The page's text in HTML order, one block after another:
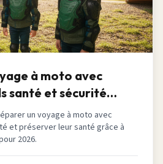
à moto avec
santé et sécurité
un voyage à moto avec
et préserver leur santé grâce à
2026.